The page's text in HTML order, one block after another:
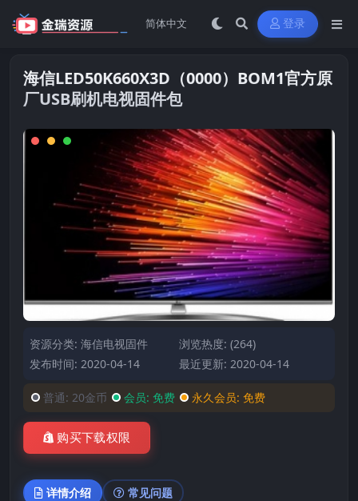
登录
海信LED50K660X3D（0000）BOM1官方原
厂USB刷机电视固件包
资源分类: 海信电视固件
浏览热度: (264)
发布时间: 2020-04-14
最近更新: 2020-04-14
普通: 20金币 会员: 免费 永久会员: 免费
购买下载权限
详情介绍 常见问题